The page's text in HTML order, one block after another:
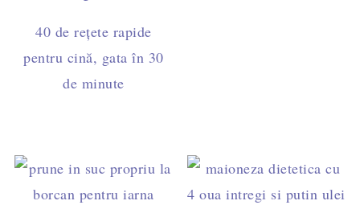
40 de rețete rapide
pentru cină, gata în 30
de minute